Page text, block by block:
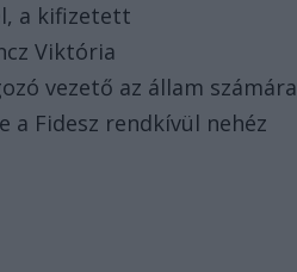
a kifizetett
Viktória
vezető az állam számára
a Fidesz rendkívül nehéz